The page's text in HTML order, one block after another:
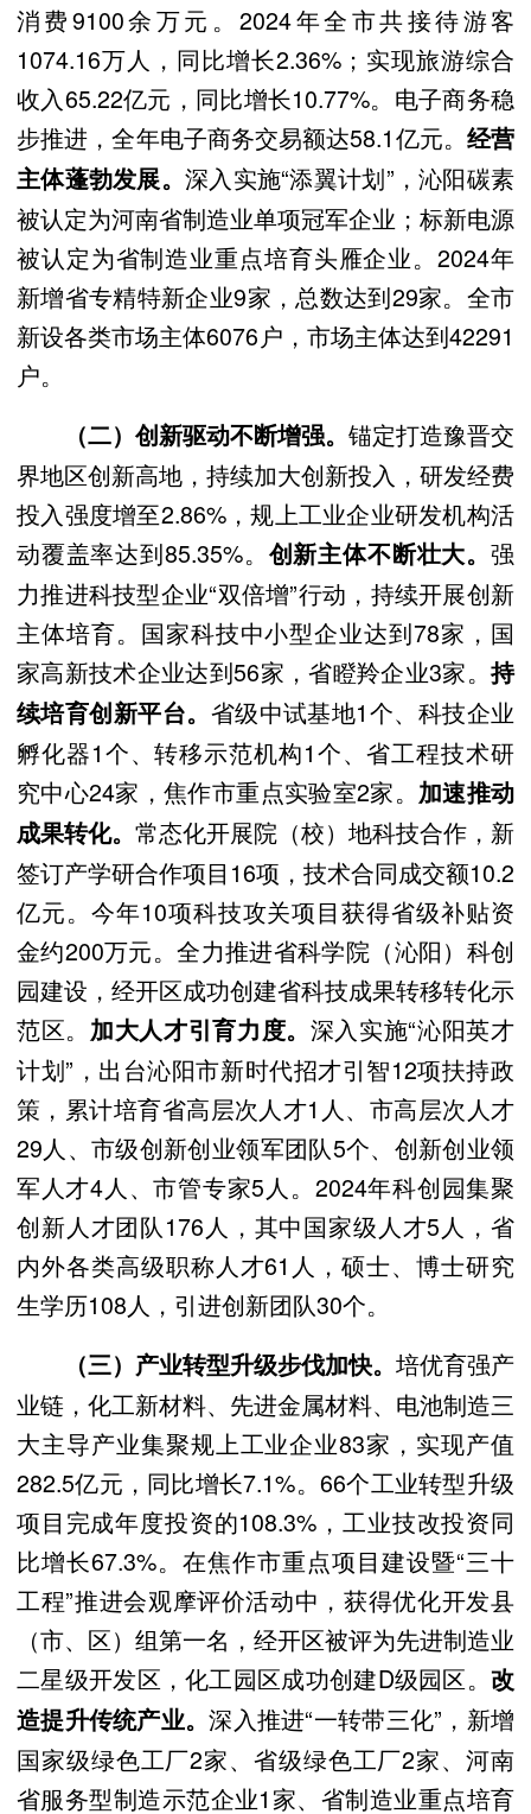
消费9100余万元。2024年全市共接待游客
1074.16万人，同比增长2.36%；实现旅游综合
收入65.22亿元，同比增长10.77%。电子商务稳
步推进，全年电子商务交易额达58.1亿元。 经营
主体蓬勃发展。 深入实施“添翼计划”，沁阳碳素
被认定为河南省制造业单项冠军企业；标新电源
被认定为省制造业重点培育头雁企业。2024年
新增省专精特新企业9家，总数达到29家。全市
新设各类市场主体6076户，市场主体达到42291
户。
（二）创新驱动不断增强。 锚定打造豫晋交
界地区创新高地，持续加大创新投入，研发经费
投入强度增至2.86%，规上工业企业研发机构活
动覆盖率达到85.35%。 创新主体不断壮大。强
力推进科技型企业“双倍增”行动，持续开展创新
主体培育。国家科技中小型企业达到78家，国
家高新技术企业达到56家，省瞪羚企业3家。 持
续培育创新平台。 省级中试基地1个、科技企业
孵化器1个、转移示范机构1个、省工程技术研
究中心24家，焦作市重点实验室2家。 加速推动
成果转化。 常态化开展院（校）地科技合作，新
签订产学研合作项目16项，技术合同成交额10.2
亿元。今年10项科技攻关项目获得省级补贴资
金约200万元。全力推进省科学院（沁阳）科创
园建设，经开区成功创建省科技成果转移转化示
范区。 加大人才引育力度。 深入实施“沁阳英才
计划”，出台沁阳市新时代招才引智12项扶持政
策，累计培育省高层次人才1人、市高层次人才
29人、市级创新创业领军团队5个、创新创业领
军人才4人、市管专家5人。2024年科创园集聚
创新人才团队176人，其中国家级人才5人，省
内外各类高级职称人才61人，硕士、博士研究
生学历108人，引进创新团队30个。
（三）产业转型升级步伐加快。 培优育强产
业链，化工新材料、先进金属材料、电池制造三
大主导产业集聚规上工业企业83家，实现产值
282.5亿元，同比增长7.1%。66个工业转型升级
项目完成年度投资的108.3%，工业技改投资同
比增长67.3%。在焦作市重点项目建设暨“三十
工程”推进会观摩评价活动中，获得优化开发县
（市、区）组第一名，经开区被评为先进制造业
二星级开发区，化工园区成功创建D级园区。 改
造提升传统产业。深入推进“一转带三化”，新增
国家级绿色工厂2家、省级绿色工厂2家、河南
省服务型制造示范企业1家、省制造业重点培育